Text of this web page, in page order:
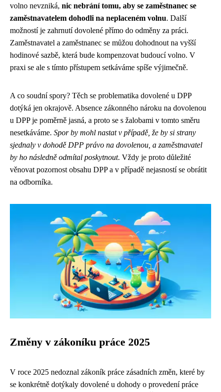
volno nevzniká, nic nebrání tomu, aby se zaměstnanec se
zaměstnavatelem dohodli na neplaceném volnu. Další
možností je zahrnutí dovolené přímo do odměny za práci.
Zaměstnavatel a zaměstnanec se můžou dohodnout na vyšší
hodinové sazbě, která bude kompenzovat budoucí volno. V
praxi se ale s tímto přístupem setkáváme spíše výjimečně.
A co soudní spory? Těch se problematika dovolené u DPP
dotýká jen okrajově. Absence zákonného nároku na dovolenou
u DPP je poměrně jasná, a proto se s žalobami v tomto směru
nesetkáváme. Spor by mohl nastat v případě, že by si strany
sjednaly v dohodě DPP právo na dovolenou, a zaměstnavatel
by ho následně odmítal poskytnout. Vždy je proto důležité
věnovat pozornost obsahu DPP a v případě nejasností se obrátit
na odborníka.
Změny v zákoníku práce 2025
V roce 2025 nedoznal zákoník práce zásadních změn, které by
se konkrétně dotýkaly dovolené u dohody o provedení práce